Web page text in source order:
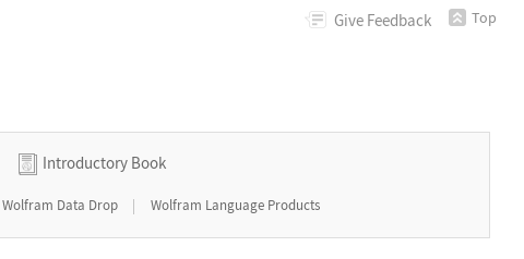
Give Feedback Top
Introductory Book
Wolfram Data Drop | Wolfram Language Products